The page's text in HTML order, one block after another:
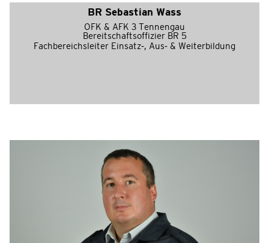
BR Sebastian Wass
OFK & AFK 3 Tennengau
Bereitschaftsoffizier BR 5
Fachbereichsleiter Einsatz-, Aus- & Weiterbildung